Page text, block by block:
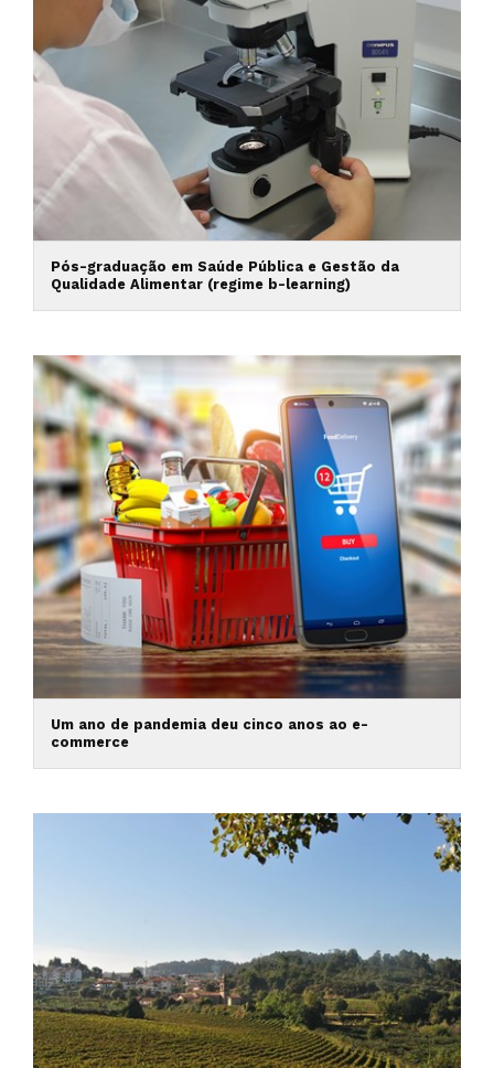
Pós-graduação em Saúde Pública e Gestão da
Qualidade Alimentar (regime b-learning)
Um ano de pandemia deu cinco anos ao e-
commerce